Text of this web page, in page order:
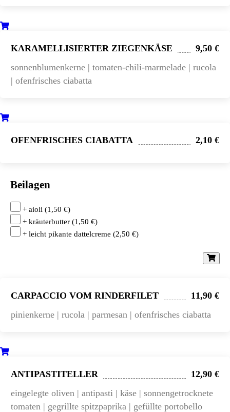
KARAMELLISIERTER ZIEGENKÄSE
9,50 €
sonnenblumenkerne | tomaten-chili-marmelade | rucola
| ofenfrisches ciabatta
OFENFRISCHES CIABATTA 2,10 €
Beilagen
+ aioli (1,50 €)
+ kräuterbutter (1,50 €)
+ leicht pikante dattelcreme (2,50 €)
CARPACCIO VOM RINDERFILET
11,90 €
pinienkerne | rucola | parmesan | ofenfrisches ciabatta
ANTIPASTITELLER
12,90 €
eingelegte oliven | antipasti | käse | sonnengetrocknete
tomaten | gegrillte spitzpaprika | gefüllte portobello